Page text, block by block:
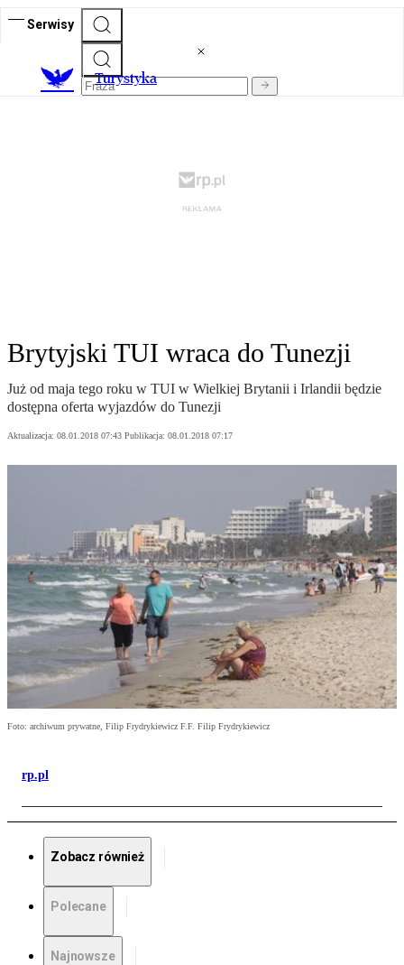
Serwisy
Turystyka
Brytyjski TUI wraca do Tunezji
Już od maja tego roku w TUI w Wielkiej Brytanii i Irlandii będzie
dostępna oferta wyjazdów do Tunezji
Aktualizacja: 08.01.2018 07:43 Publikacja: 08.01.2018 07:17
Foto: archiwum prywatne, Filip Frydrykiewicz F.F. Filip Frydrykiewicz
rp.pl
Zobacz również
Polecane
Najnowsze